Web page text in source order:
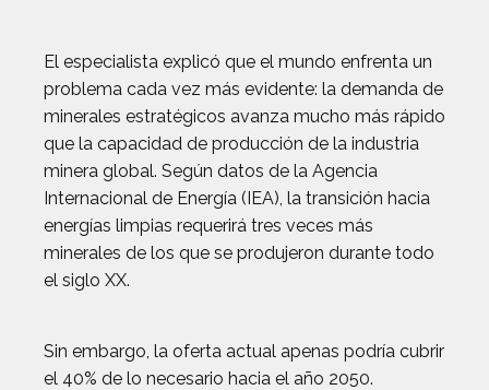
El especialista explicó que el mundo enfrenta un
problema cada vez más evidente: la demanda de
minerales estratégicos avanza mucho más rápido
que la capacidad de producción de la industria
minera global. Según datos de la Agencia
Internacional de Energía (IEA), la transición hacia
energías limpias requerirá tres veces más
minerales de los que se produjeron durante todo
el siglo XX.
Sin embargo, la oferta actual apenas podría cubrir
el 40% de lo necesario hacia el año 2050.